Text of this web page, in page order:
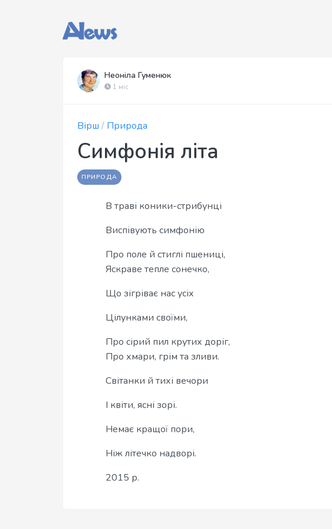
Неоніла Гуменюк
1 міс
Вірш / Природа
Симфонія літа
ПРИРОДА
В траві коники-стрибунці
Виспівують симфонію
Про поле й стиглі пшениці,
Яскраве тепле сонечко,
Що зігріває нас усіх
Цілунками своїми,
Про сірий пил крутих доріг,
Про хмари, грім та зливи.
Світанки й тихі вечори
І квіти, ясні зорі.
Немає кращої пори,
Ніж літечко надворі.
2015 р.